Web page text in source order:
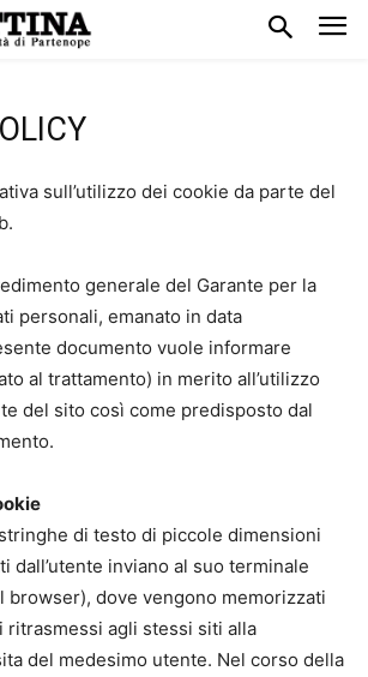
sull’utilizzo dei cookie da parte del
generale del Garante per la
personali, emanato in data
documento vuole informare
al trattamento) in merito all’utilizzo
del sito così come predisposto dal
di testo di piccole dimensioni
dall’utente inviano al suo terminale
browser), dove vengono memorizzati
ritrasmessi agli stessi siti alla
del medesimo utente. Nel corso della